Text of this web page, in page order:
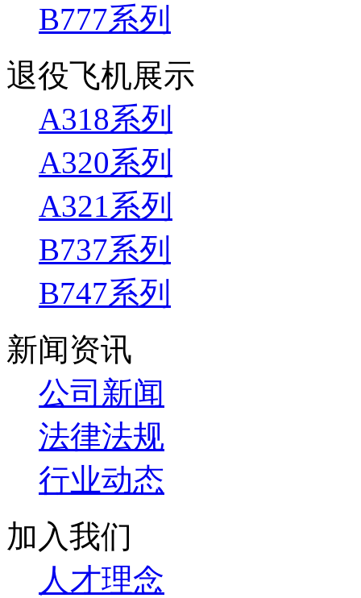
B777系列
退役飞机展示
A318系列
A320系列
A321系列
B737系列
B747系列
新闻资讯
公司新闻
法律法规
行业动态
加入我们
人才理念